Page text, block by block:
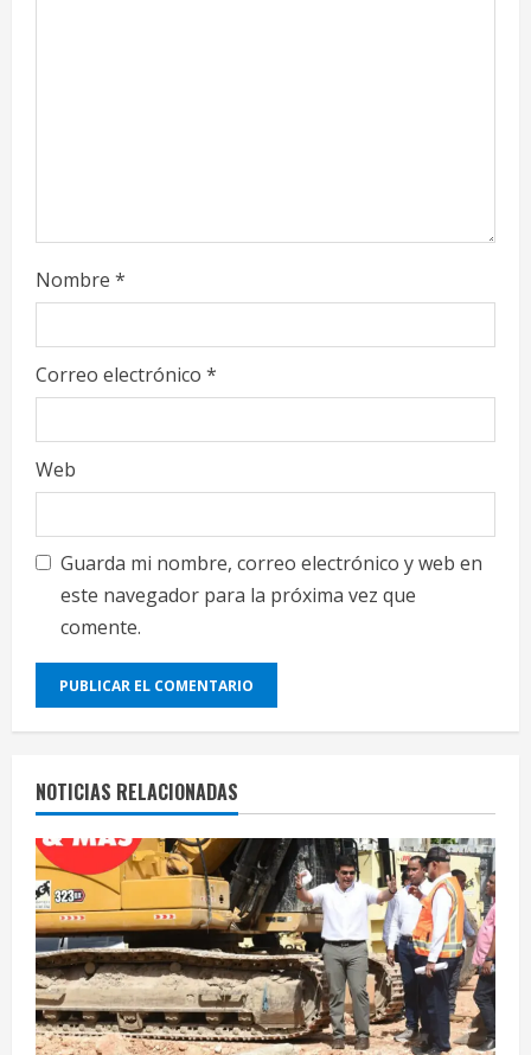
Nombre *
Correo electrónico *
Web
Guarda mi nombre, correo electrónico y web en
este navegador para la próxima vez que
comente.
NOTICIAS RELACIONADAS